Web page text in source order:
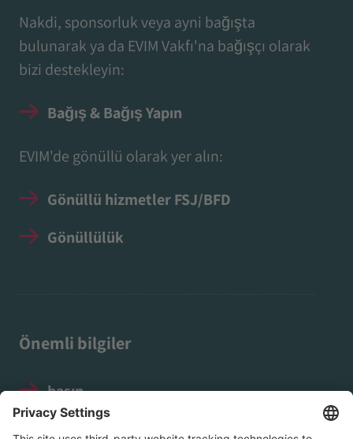
Nakdi, sponsorluk veya ayni bağışta
bulunarak ya da EVIM Vakfı'na bağışçı olarak
bizi destekleyin:
Bağış & Bağış Yapın
EVIM'de gönüllü olarak yer alın:
Gönüllü hizmetler FSJ/BFD
Gönüllülük
Önemli bilgiler
basın